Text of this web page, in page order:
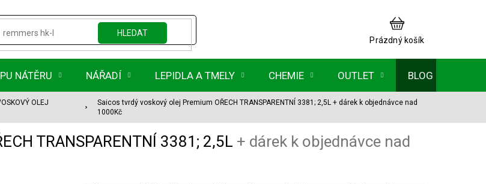
HLEDAT
NÁKUPNÍ
KOŠÍK
Prázdný košík
NÁTĚRU NÁŘADÍ LEPIDLA A TMELY CHEMIE OUTLET BLOG
OLEJ
Saicos tvrdý voskový olej Premium OŘECH TRANSPARENTNÍ 3381; 2,5L+ dárek k objednávce nad
1000Kč
TRANSPARENTNÍ 3381; 2,5L + dárek k objednávce nad